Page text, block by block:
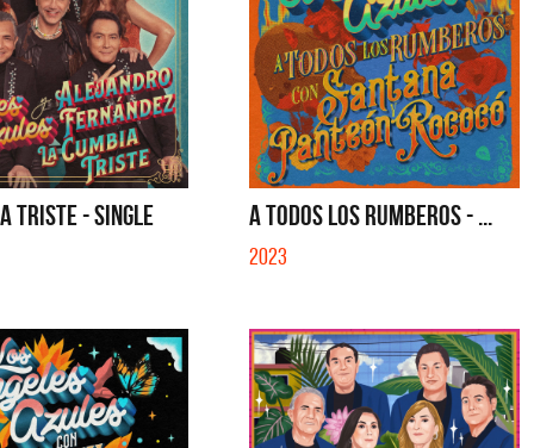
TRISTE - SINGLE A TODOS LOS RUMBEROS - ...
2023
CON VOS - SINGLE
Emmanuel Horvilleur
SALVADOR - SINGLE